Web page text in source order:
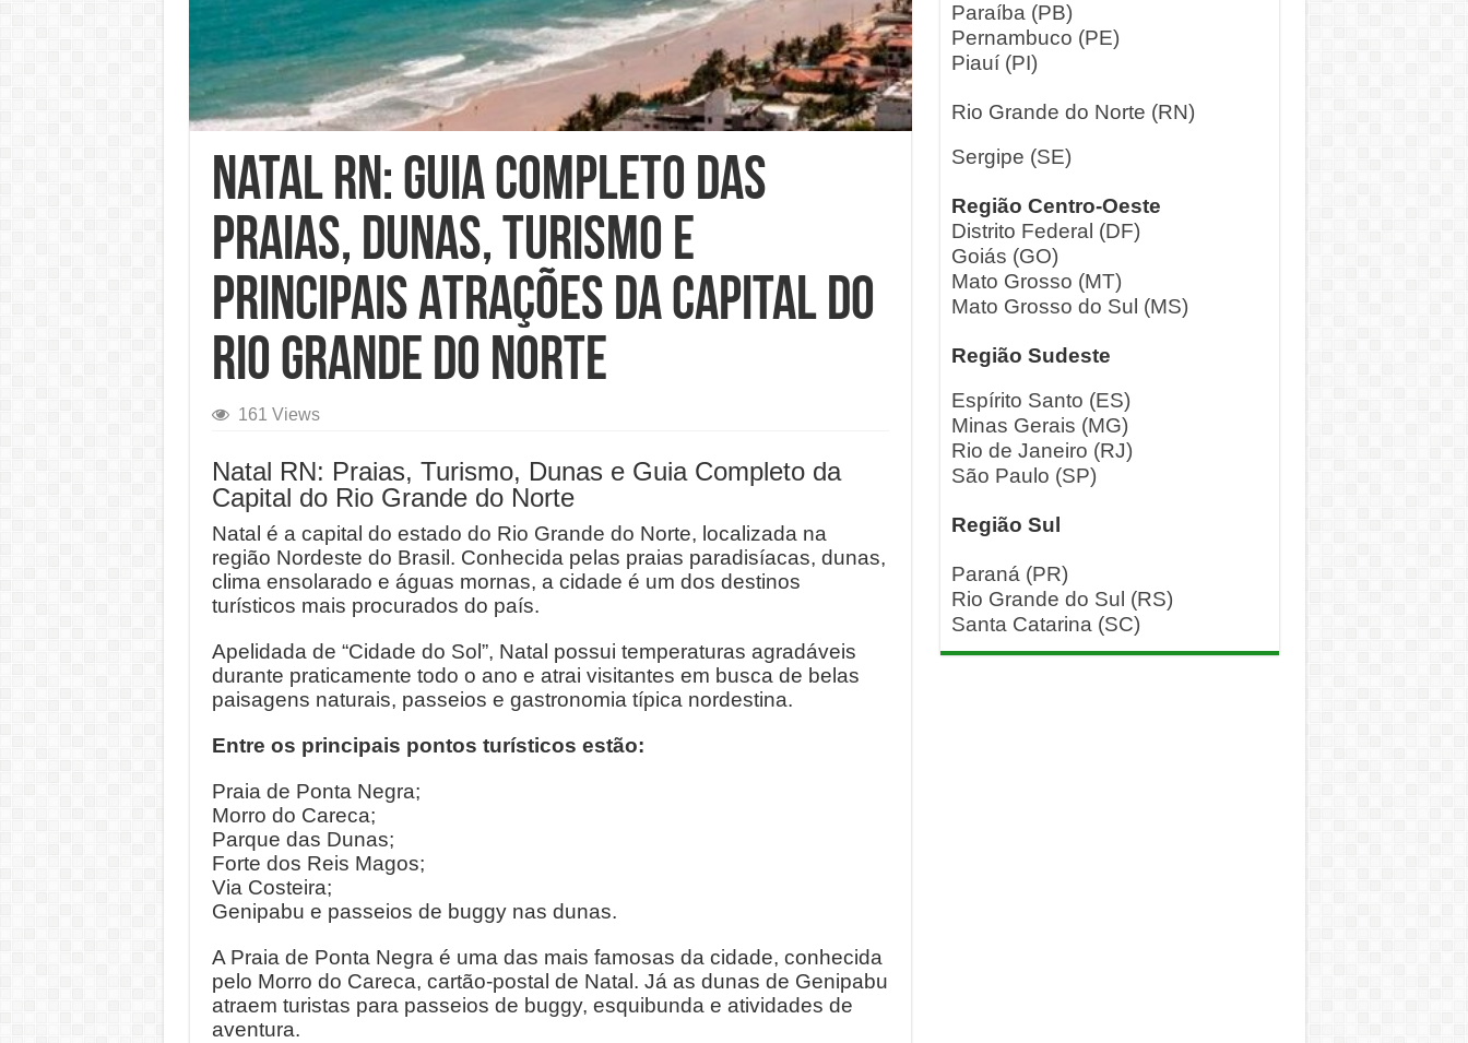
Natal RN: Guia Completo das
Praias, Dunas, Turismo e
Principais Atrações da Capital do
Rio Grande do Norte
161 Views
Natal RN: Praias, Turismo, Dunas e Guia Completo da
Capital do Rio Grande do Norte
Natal é a capital do estado do Rio Grande do Norte, localizada na
região Nordeste do Brasil. Conhecida pelas praias paradisíacas, dunas,
clima ensolarado e águas mornas, a cidade é um dos destinos
turísticos mais procurados do país.
Apelidada de “Cidade do Sol”, Natal possui temperaturas agradáveis
durante praticamente todo o ano e atrai visitantes em busca de belas
paisagens naturais, passeios e gastronomia típica nordestina.
Entre os principais pontos turísticos estão:
Praia de Ponta Negra;
Morro do Careca;
Parque das Dunas;
Forte dos Reis Magos;
Via Costeira;
Genipabu e passeios de buggy nas dunas.
A Praia de Ponta Negra é uma das mais famosas da cidade, conhecida
pelo Morro do Careca, cartão-postal de Natal. Já as dunas de Genipabu
atraem turistas para passeios de buggy, esquibunda e atividades de
aventura.
Paraíba (PB)
Pernambuco (PE)
Piauí (PI)
Rio Grande do Norte (RN)
Sergipe (SE)
Região Centro-Oeste
Distrito Federal (DF)
Goiás (GO)
Mato Grosso (MT)
Mato Grosso do Sul (MS)
Região Sudeste
Espírito Santo (ES)
Minas Gerais (MG)
Rio de Janeiro (RJ)
São Paulo (SP)
Região Sul
Paraná (PR)
Rio Grande do Sul (RS)
Santa Catarina (SC)